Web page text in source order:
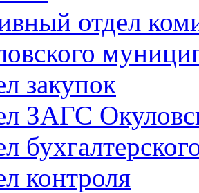
отдел
закупок
ЗАГС
контроля